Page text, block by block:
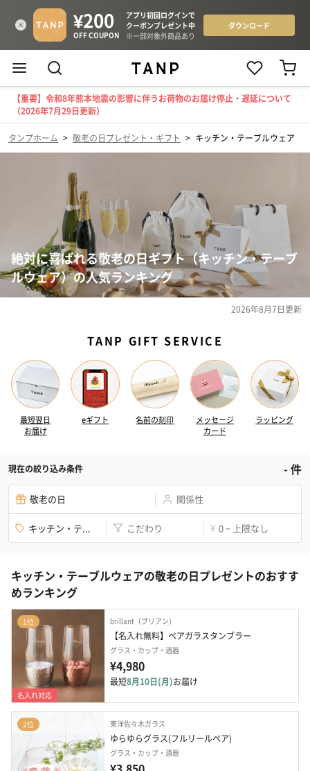
【重要】令和8年熊本地震の影響に伴うお荷物のお届け停止・遅延について
（2026年7月29日更新）
タンプホーム > 敬老の日プレゼント・ギフト > キッチン・テーブルウェア
絶対に喜ばれる敬老の日ギフト（キッチン・テーブ
ルウェア）の人気ランキング
2026年8月7日更新
TANP GIFT SERVICE
最短翌日
お届け
eギフト 名前の刻印
メッセージ
カード
ラッピング
現在の絞り込み条件 -件
敬老の日 関係性
キッチン・テ... こだわり ¥ 0 ~ 上限なし
キッチン・テーブルウェアの敬老の日プレゼントのおすす
めランキング
1位
名入れ対応
brillant（ブリアン）
【名入れ無料】ペアガラスタンブラー
グラス・カップ・酒器
¥4,980
最短8月10日(月)お届け
2位 東洋佐々木ガラス
ゆらゆらグラス(フルリールペア)
グラス・カップ・酒器